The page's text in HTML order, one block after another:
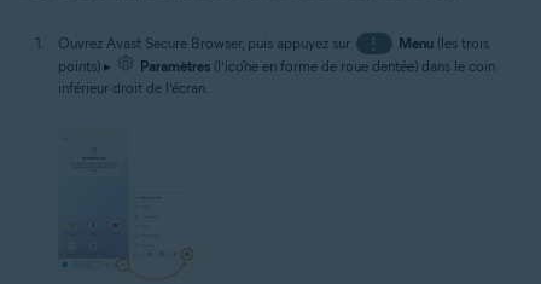
Ouvrez Avast Secure Browser, puis appuyez sur ⋮ Menu(les trois
points) ▸
Paramètres (l’icône en forme de roue dentée) dans le coin
inférieur droit de l’écran.